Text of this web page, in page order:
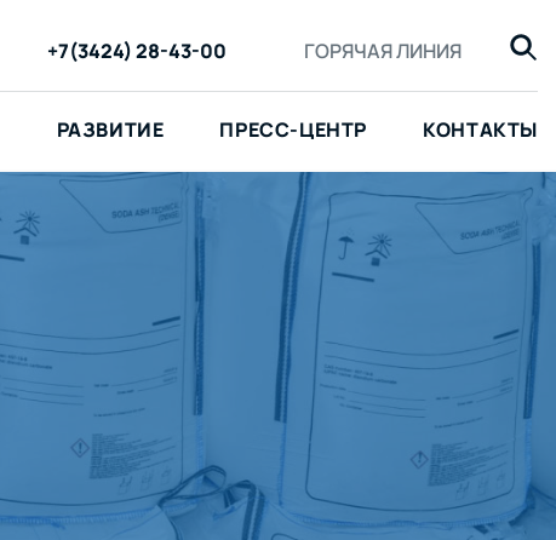
+7(3424) 28-43-00 ГОРЯЧАЯ ЛИНИЯ
РАЗВИТИЕ ПРЕСС-ЦЕНТР КОНТАКТЫ